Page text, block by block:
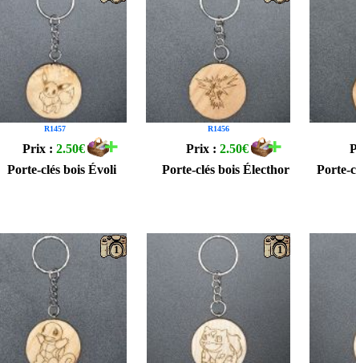
R1457
Prix :2.50€
Porte-clés bois Évoli
R1456
Prix :2.50€
Porte-clés bois Électhor
Porte-
1 1